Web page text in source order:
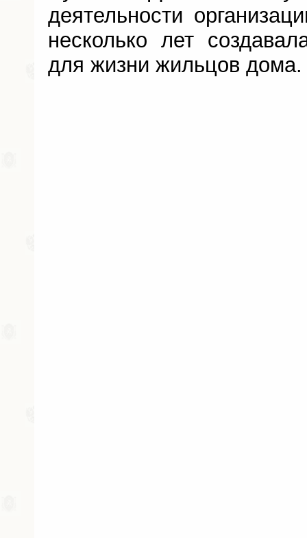
деятельности
несколько лет
для жизни жильцов дома.